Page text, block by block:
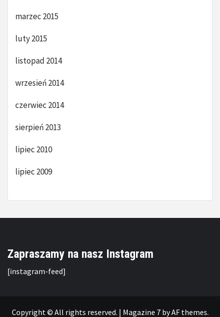
marzec 2015
luty 2015
listopad 2014
wrzesień 2014
czerwiec 2014
sierpień 2013
lipiec 2010
lipiec 2009
Zapraszamy na nasz Instagram
[instagram-feed]
Copyright © All rights reserved. | Magazine 7by AF themes.